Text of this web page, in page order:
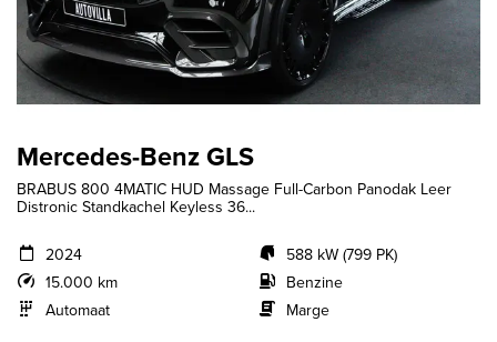
Mercedes-Benz GLS
BRABUS 800 4MATIC HUD Massage Full-Carbon Panodak Leer
Distronic Standkachel Keyless 36...
2024
15.000 km
Automaat
588 kW (799 PK)
Benzine
Marge